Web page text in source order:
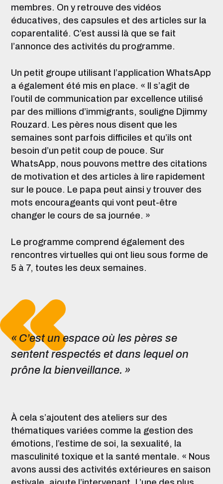
membres. On y retrouve des vidéos
éducatives, des capsules et des articles sur la
coparentalité. C’est aussi là que se fait
l’annonce des activités du programme.
Un petit groupe utilisant l’application WhatsApp
a également été mis en place. « Il s’agit de
l’outil de communication par excellence utilisé
par des millions d’immigrants, souligne Djimmy
Rouzard. Les pères nous disent que les
semaines sont parfois difficiles et qu’ils ont
besoin d’un petit coup de pouce. Sur
WhatsApp, nous pouvons mettre des citations
de motivation et des articles à lire rapidement
sur le pouce. Le papa peut ainsi y trouver des
mots encourageants qui vont peut-être
changer le cours de sa journée. »
Le programme comprend également des
rencontres virtuelles qui ont lieu sous forme de
5 à 7, toutes les deux semaines.
« C’est un espace où les pères se
sentent respectés et dans lequel on
prône la bienveillance. »
À cela s’ajoutent des ateliers sur des
thématiques variées comme la gestion des
émotions, l’estime de soi, la sexualité, la
masculinité toxique et la santé mentale. « Nous
avons aussi des activités extérieures en saison